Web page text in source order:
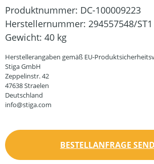
Produktnummer: DC-100009223
Herstellernummer: 294557548/ST1
Gewicht: 40 kg
Herstellerangaben gemäß EU-
Stiga GmbH
Zeppelinstr. 42
47638 Straelen
Deutschland
info@stiga.com
BESTELLANFRAGE